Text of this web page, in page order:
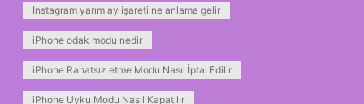
Instagram yarım ay işareti ne anlama gelir
iPhone odak modu nedir
iPhone Rahatsız etme Modu Nasıl İptal Edilir
iPhone Uyku Modu Nasıl Kapatılır